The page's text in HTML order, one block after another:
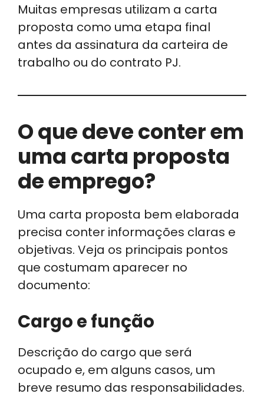
Muitas empresas utilizam a carta
proposta como uma etapa final
antes da assinatura da carteira de
trabalho ou do contrato PJ.
O que deve conter em
uma carta proposta
de emprego?
Uma carta proposta bem elaborada
precisa conter informações claras e
objetivas. Veja os principais pontos
que costumam aparecer no
documento:
Cargo e função
Descrição do cargo que será
ocupado e, em alguns casos, um
breve resumo das responsabilidades.